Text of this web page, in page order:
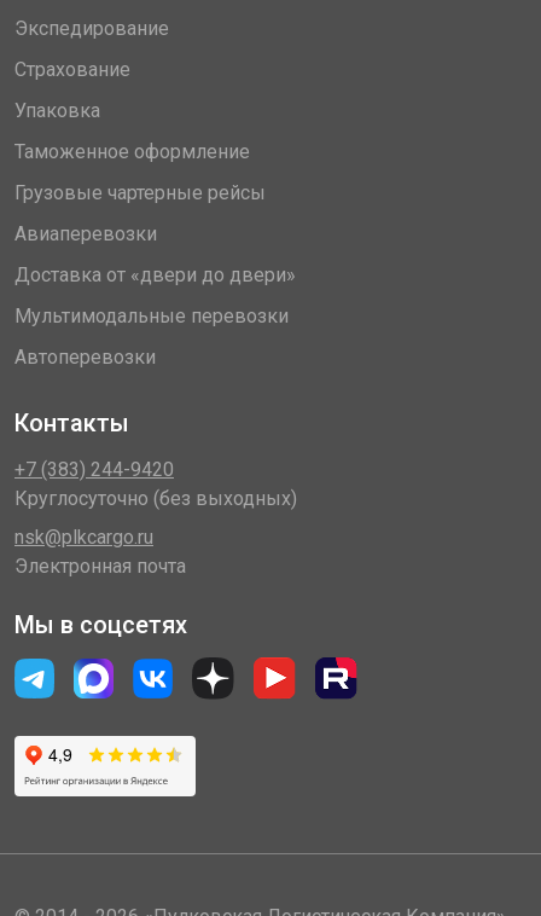
Экспедирование
Страхование
Упаковка
Таможенное оформление
Грузовые чартерные рейсы
Авиаперевозки
Доставка от «двери до двери»
Мультимодальные перевозки
Автоперевозки
Контакты
+7 (383) 244-9420
Круглосуточно (без выходных)
nsk@plkcargo.ru
Электронная почта
Мы в соцсетях